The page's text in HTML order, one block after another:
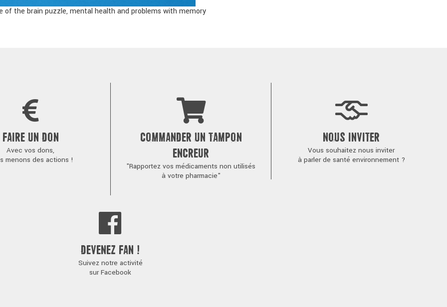
of the brain puzzle, mental health and problems with memory
FAIRE UN DON
Avec vos dons,
menons des actions !
COMMANDER UN TAMPON
ENCREUR
"Rapportez vos médicaments non utilisés
à votre pharmacie"
NOUS INVITER
Vous souhaitez nous inviter
à parler de santé environnement ?
DEVENEZ FAN !
Suivez notre activité
sur Facebook